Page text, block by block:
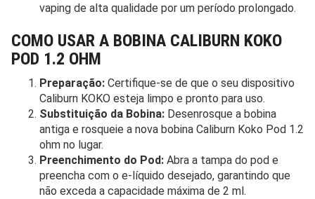
vaping de alta qualidade por um período prolongado.
COMO USAR A BOBINA CALIBURN KOKO
POD 1.2 OHM
Preparação: Certifique-se de que o seu dispositivo
Caliburn KOKO esteja limpo e pronto para uso.
Substituição da Bobina: Desenrosque a bobina
antiga e rosqueie a nova bobina Caliburn Koko Pod 1.2
ohm no lugar.
Preenchimento do Pod: Abra a tampa do pod e
preencha com o e-líquido desejado, garantindo que
não exceda a capacidade máxima de 2 ml.